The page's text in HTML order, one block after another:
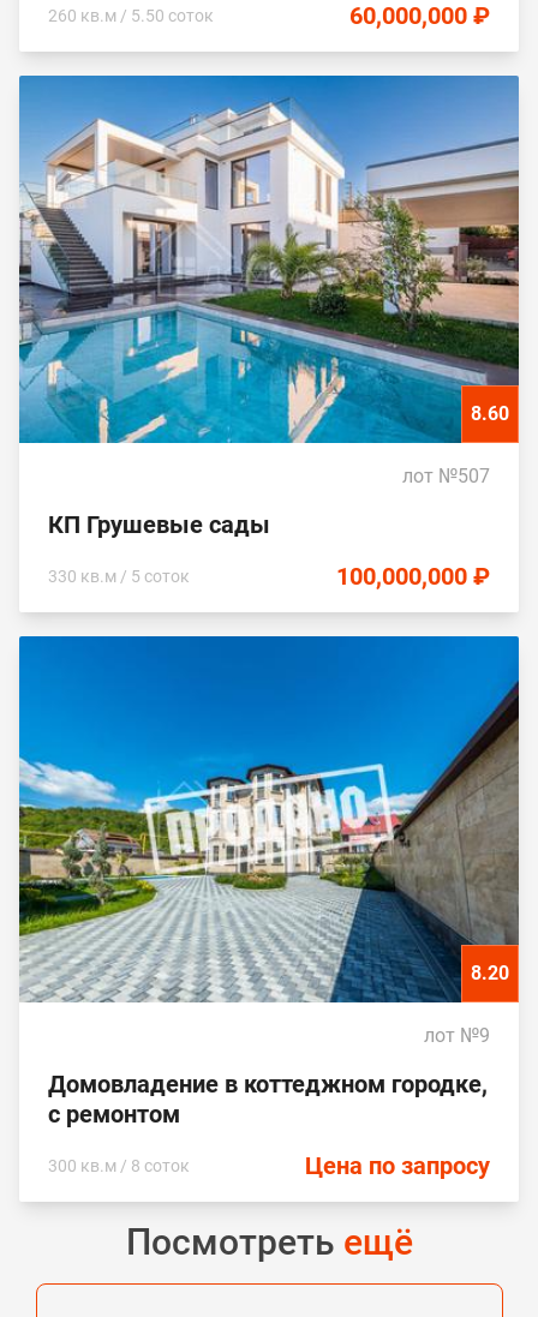
260 кв.м / 5.50 соток 60,000,000 ₽
8.60
лот №507
КП Грушевые сады
330 кв.м / 5 соток 100,000,000 ₽
8.20
лот №9
Домовладение в коттеджном городке,
с ремонтом
300 кв.м / 8 соток Цена по запросу
Посмотреть ещё